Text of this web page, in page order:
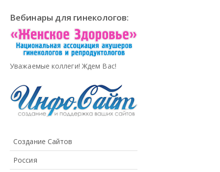
Вебинары для гинекологов:
Уважаемые коллеги! Ждем Вас!
Создание Сайтов
Россия